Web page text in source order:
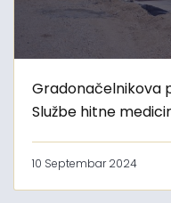
Gradonačelnikova
Službe hitne
10 Septembar 2024